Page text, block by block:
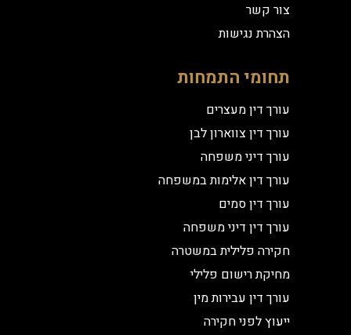
צור קשר
הצהרת נגישות
תחומי התמחות
עורך דין מעצרים
עורך דין צווארון לבן
עורך דיני משפחה
עורך דין אלימות במשפחה
עורך דין סמים
עורך דין דיני משפחה
חקירה פלילית במשטרה
מחיקת רישום פלילי
עורך דין עבירות מין
ייעוץ לפני חקירה